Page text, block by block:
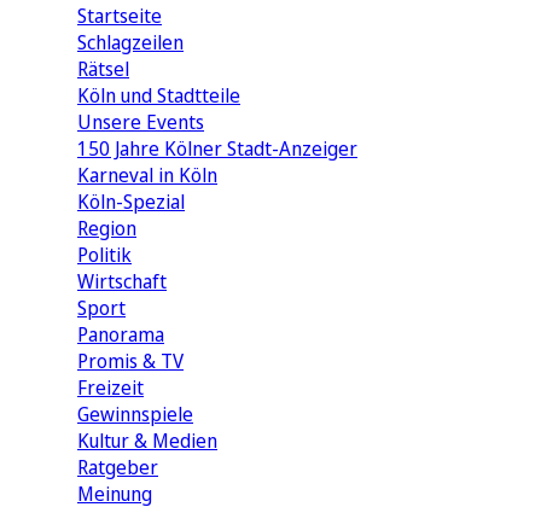
Startseite
Schlagzeilen
Rätsel
Köln und Stadtteile
Unsere Events
150 Jahre Kölner Stadt-Anzeiger
Karneval in Köln
Köln-Spezial
Region
Politik
Wirtschaft
Sport
Panorama
Promis & TV
Freizeit
Gewinnspiele
Kultur & Medien
Ratgeber
Meinung